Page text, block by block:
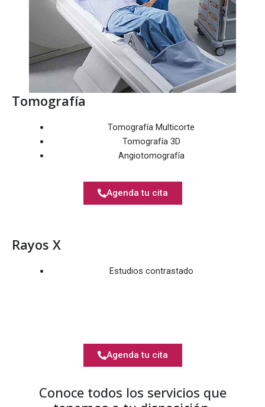
Tomografía
Tomografía Multicorte
Tomografía 3D
Angiotomografía
Agenda tu cita
Rayos X
Estudios contrastado
Agenda tu cita
Conoce todos los servicios que